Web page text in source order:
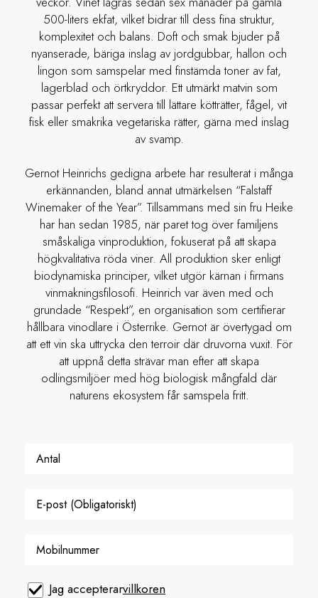
Jag accepterarvillkoren
500-liters ekfat, vilket bidrar till dess fina struktur,
komplexitet och balans. Doft och smak bjuder på
nyanserade, bäriga inslag av jordgubbar, hallon och
lingon som samspelar med finstämda toner av fat,
lagerblad och örtkryddor. Ett utmärkt matvin som
passar perfekt att servera till lättare kötträtter, fågel, vit
fisk eller smakrika vegetariska rätter, gärna med inslag
av svamp.
Gernot Heinrichs gedigna arbete har resulterat i många
erkännanden, bland annat utmärkelsen “Falstaff
Winemaker of the Year”. Tillsammans med sin fru Heike
har han sedan 1985, när paret tog över familjens
småskaliga vinproduktion, fokuserat på att skapa
högkvalitativa röda viner. All produktion sker enligt
biodynamiska principer, vilket utgör kärnan i firmans
vinmakningsfilosofi. Heinrich var även med och
grundade “Respekt”, en organisation som certifierar
hållbara vinodlare i Österrike. Gernot är övertygad om
att ett vin ska uttrycka den terroir där druvorna vuxit. För
att uppnå detta strävar man efter att skapa
odlingsmiljöer med hög biologisk mångfald där
naturens ekosystem får samspela fritt.